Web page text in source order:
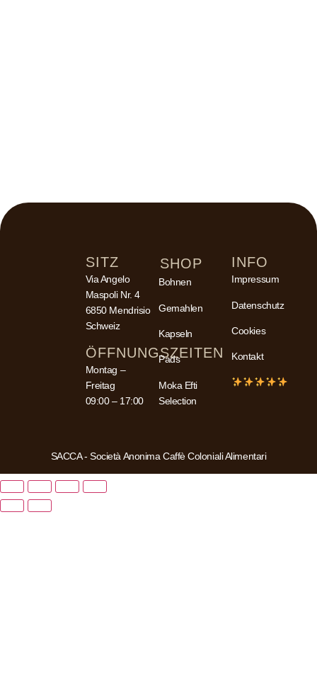
SITZ
Via Angelo
Maspoli Nr. 4
6850 Mendrisio
Schweiz
ÖFFNUNGSZEITEN
Montag –
Freitag
09:00 – 17:00
SHOP
Bohnen
Gemahlen
Kapseln
Pads
Moka Efti
Selection
INFO
Impressum
Datenschutz
Cookies
Kontakt
SACCA - Società Anonima Caffè Coloniali Alimentari